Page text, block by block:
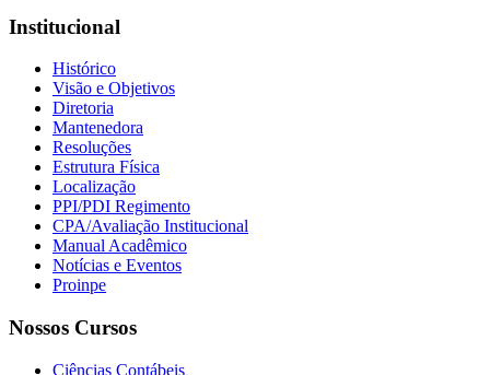
Institucional
Histórico
Visão e Objetivos
Diretoria
Mantenedora
Resoluções
Estrutura Física
Localização
PPI/PDI Regimento
CPA/Avaliação Institucional
Manual Acadêmico
Notícias e Eventos
Proinpe
Nossos Cursos
Ciências Contábeis